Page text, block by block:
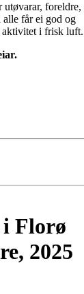
utøvarar, foreldre,
alle får ei god og
aktivitet i frisk luft.
Florø
2025